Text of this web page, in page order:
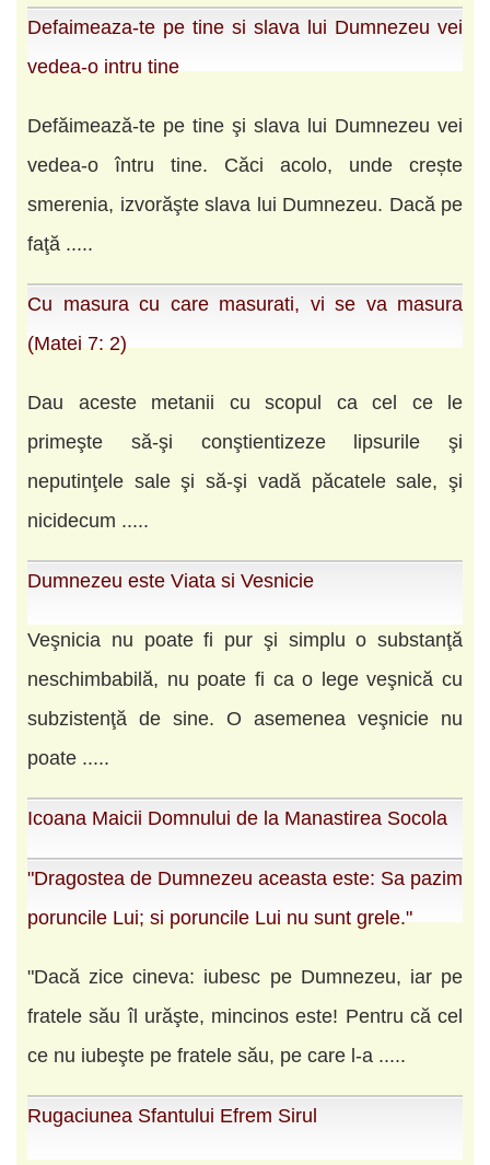
Defaimeaza-te pe tine si slava lui Dumnezeu vei
vedea-o intru tine
Defăimează-te pe tine şi slava lui Dumnezeu vei
vedea-o întru tine. Căci acolo, unde crește
smerenia, izvorăşte slava lui Dumnezeu. Dacă pe
faţă .....
Cu masura cu care masurati, vi se va masura
(Matei 7: 2)
Dau aceste metanii cu scopul ca cel ce le
primeşte să-şi conştientizeze lipsurile şi
neputinţele sale şi să-şi vadă păcatele sale, şi
nicidecum .....
Dumnezeu este Viata si Vesnicie
Veşnicia nu poate fi pur şi simplu o substanţă
neschimbabilă, nu poate fi ca o lege veşnică cu
subzistenţă de sine. O asemenea veşnicie nu
poate .....
Icoana Maicii Domnului de la Manastirea Socola
"Dragostea de Dumnezeu aceasta este: Sa pazim
poruncile Lui; si poruncile Lui nu sunt grele."
"Dacă zice cineva: iubesc pe Dumnezeu, iar pe
fratele său îl urăşte, mincinos este! Pentru că cel
ce nu iubeşte pe fratele său, pe care l-a .....
Rugaciunea Sfantului Efrem Sirul